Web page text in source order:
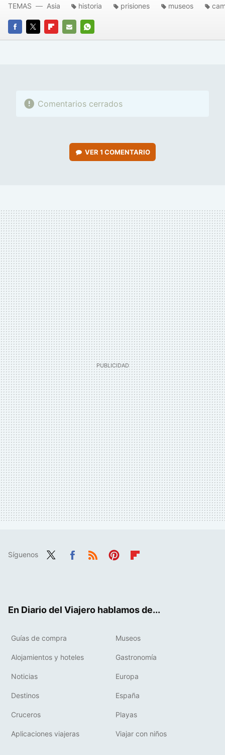
FACEBOOK
TWITTERFLIPBOARD
E-
WHATSAPP
TEMAS Asia historia prisiones museos
Comentarios cerrados
VER 1 COMENTARIO
Síguenos
En Diario del Viajero hablamos de...
Guías de compra Museos
Alojamientos y hoteles Gastronomía
Noticias Europa
Destinos España
Cruceros Playas
Aplicaciones viajeras Viajar con niños